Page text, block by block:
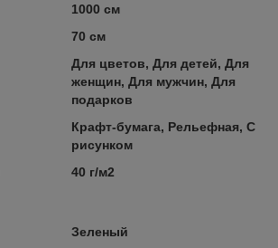
1000 см
70 см
Для цветов, Для детей, Для
женщин, Для мужчин, Для
подарков
Крафт-бумага, Рельефная, С
рисунком
40 г/м2
Зеленый